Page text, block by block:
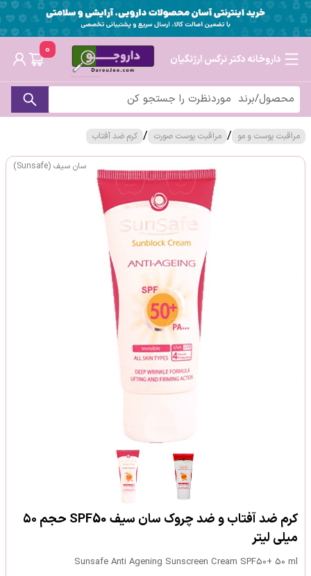
داروخانه دکتر نرگس ارژنگیان
0
مراقبت پوست و مو / مراقبت پوست صورت / کرم ضد آفتاب
سان سیف (Sunsafe)
کرم ضد آفتاب و ضد چروک سان سیف SPF50 حجم ۵۰
میلی لیتر
Sunsafe Anti Agening Sunscreen Cream SPF50+ 50 ml